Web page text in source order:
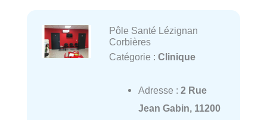
Pôle Santé Lézignan
Corbières
Catégorie : Clinique
Adresse : 2 Rue
Jean Gabin, 11200